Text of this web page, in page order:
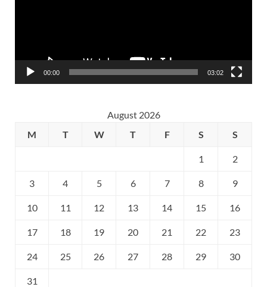
00:00 03:02
August 2026
M
T W T F S S
1 2
3 4 5 6 7 8 9
10 11 12 13 14 15 16
17 18 19 20 21 22 23
24 25 26 27 28 29 30
31